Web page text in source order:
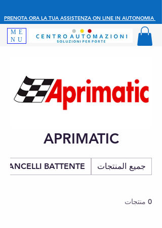
PRENOTA ORA LA TUA ASSISTENZA ON LINE IN AUTONOMIA
ME
NU
APRIMATIC
جميع المنتجات CANCELLI BATTENTE
0 منتجات